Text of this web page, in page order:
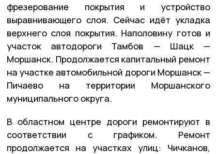
фрезерование покрытия и устройство
выравнивающего слоя. Сейчас идёт укладка
верхнего слоя покрытия. Наполовину готов и
участок автодороги Тамбов — Шацк —
Моршанск. Продолжается капитальный ремонт
на участке автомобильной дороги Моршанск —
Пичаево на территории Моршанского
муниципального округа.
В областном центре дороги ремонтируют в
соответствии с графиком. Ремонт
продолжается на участках улиц: Чичканов,